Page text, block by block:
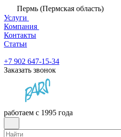
Пермь (Пермская область)
Услуги
Компания
Контакты
Статьи
+7 902 647-15-34
Заказать звонок
работаем с 1995 года